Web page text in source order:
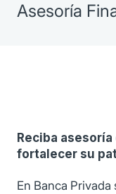
Asesoría
Reciba
fortalecer su
En Banca